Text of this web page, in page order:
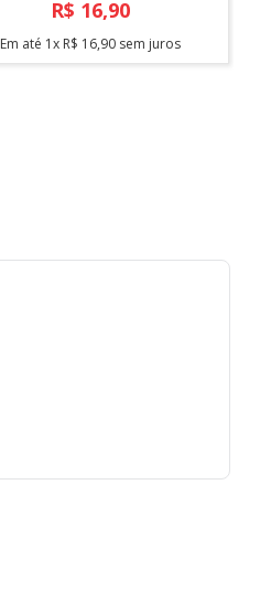
R$ 16,90
Em até 1x R$ 16,90 sem juros